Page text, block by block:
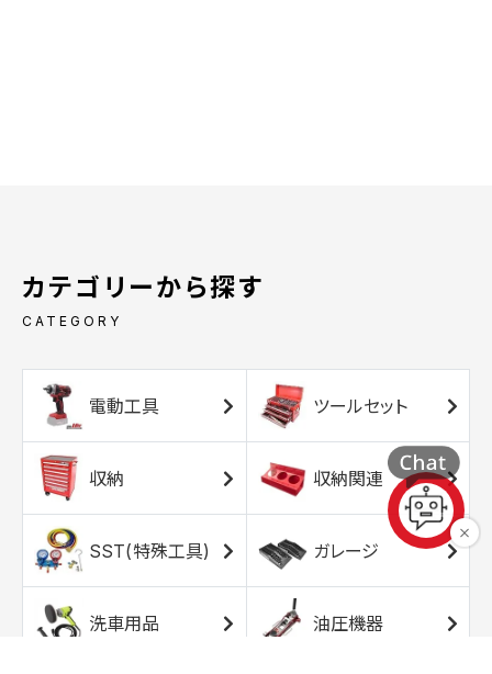
カテゴリーから探す
CATEGORY
電動工具 ツールセット
収納 収納関連
SST(特殊工具) ガレージ
洗車用品 油圧機器